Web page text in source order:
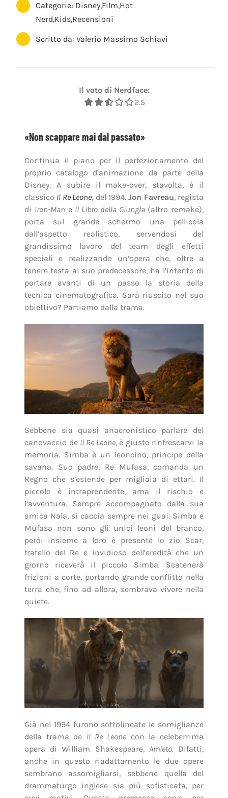
Categorie: Disney,Film,Hot
Nerd,Kids,Recensioni
Scritto da:Valerio Massimo Schiavi
Il voto di Nerdface:
2.5
«Non scappare mai dal passato»
Continua il piano per il perfezionamento del
proprio catalogo d’animazione da parte della
Disney. A subire il make-over, stavolta, è il
classico Il Re Leone, del 1994.Jon Favreau, regista
di Iron-Man e Il Libro della Giungla(altro remake),
porta sul grande schermo una pellicola
dall’aspetto realistico, servendosi del
grandissimo lavoro del team degli effetti
speciali e realizzando un’opera che, oltre a
tenere testa al suo predecessore, ha l’intento di
portare avanti di un passo la storia della
tecnica cinematografica. Sarà riuscito nel suo
obiettivo? Partiamo dalla trama.
Sebbene sia quasi anacronistico parlare del
canovaccio de Il Re Leone, è giusto rinfrescarvi la
memoria. Simba è un leoncino, principe della
savana. Suo padre, Re Mufasa, comanda un
Regno che s’estende per migliaia di ettari. Il
piccolo è intraprendente, ama il rischio e
l’avventura. Sempre accompagnato dalla sua
amica Nala, si caccia sempre nei guai. Simba e
Mufasa non sono gli unici leoni del branco,
però: insieme a loro è presente lo zio Scar,
fratello del Re e invidioso dell’eredità che un
giorno riceverà il piccolo Simba. Scatenerà
frizioni a corte, portando grande conflitto nella
terra che, fino ad allora, sembrava vivere nella
quiete.
Già nel 1994 furono sottolineate le somiglianze
della trama de Il Re Leonecon la celeberrima
opera di William Shakespeare, Amleto. Difatti,
anche in questo riadattamento le due opere
sembrano assomigliarsi, sebbene quella del
drammaturgo inglese sia più sofisticata, per